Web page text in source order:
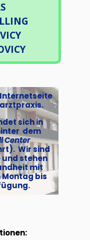
sich in
dem
Center
Wir sind
stehen
mit
bis